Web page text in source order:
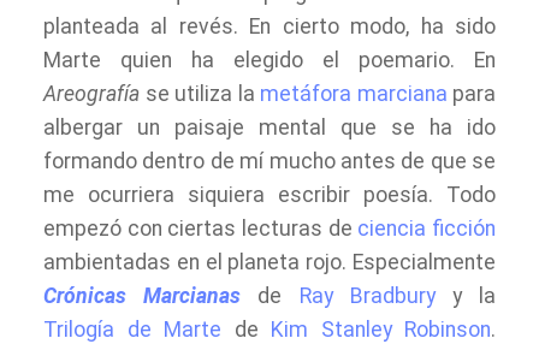
planteada al revés. En cierto modo, ha sido
Marte quien ha elegido el poemario. En
Areografía se utiliza la metáfora marciana para
albergar un paisaje mental que se ha ido
formando dentro de mí mucho antes de que se
me ocurriera siquiera escribir poesía. Todo
empezó con ciertas lecturas de ciencia ficción
ambientadas en el planeta rojo. Especialmente
Crónicas Marcianas de Ray Bradburyy la
Trilogía de Marte de Kim Stanley Robinson.